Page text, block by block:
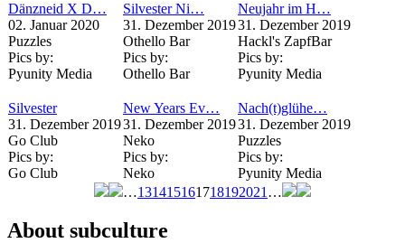
Dänzneid X D…
02. Januar 2020
Puzzles
Pics by:
Pyunity Media
Silvester Ni…
31. Dezember 2019
Othello Bar
Pics by:
Othello Bar
Neujahr im H…
31. Dezember 2019
Hackl's ZapfBar
Pics by:
Pyunity Media
Silvester
31. Dezember 2019
Go Club
Pics by:
Go Club
New Years Ev…
31. Dezember 2019
Neko
Pics by:
Neko
Nach(t)glühe…
31. Dezember 2019
Puzzles
Pics by:
Pyunity Media
…131415161718192021 …
About subculture